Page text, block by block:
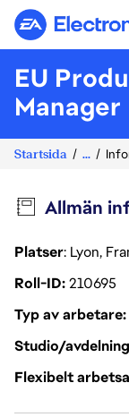
EU
Manager
Startsida ...
Allmän
Platser: Lyon,
Roll-ID210695
Typ av arbetare
Studio/
Flexibelt